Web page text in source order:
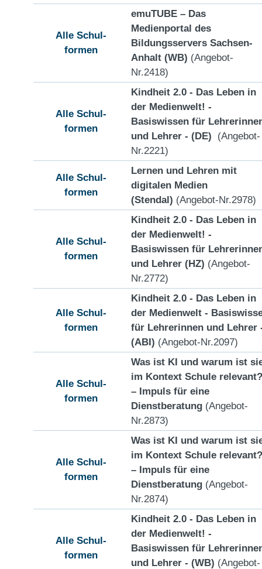
Alle Schul-
formen
emuTUBE – Das
Medienportal des
Bildungsservers Sachsen-
Anhalt (WB) (Angebot-
Nr.2418)
Alle Schul-
formen
Kindheit 2.0 - Das Leben in
der Medienwelt! -
Basiswissen für
und Lehrer - (DE) (Angebot-
Nr.2221)
Alle Schul-
formen
Lernen und Lehren mit
digitalen Medien
(Stendal) (Angebot-Nr.2978)
Alle Schul-
formen
Kindheit 2.0 - Das Leben in
der Medienwelt! -
Basiswissen für
und Lehrer (HZ) (Angebot-
Nr.2772)
Alle Schul-
formen
Kindheit 2.0 - Das Leben in
der Medienwelt -
für Lehrerinnen und Lehrer
(ABI) (Angebot-Nr.2097)
Alle Schul-
formen
Was ist KI und warum ist
im Kontext Schule relevant?
– Impuls für eine
Dienstberatung (Angebot-
Nr.2873)
Alle Schul-
formen
Was ist KI und warum ist
im Kontext Schule relevant?
– Impuls für eine
Dienstberatung (Angebot-
Nr.2874)
Alle Schul-
formen
Kindheit 2.0 - Das Leben in
der Medienwelt! -
Basiswissen für
und Lehrer - (WB) (Angebot-